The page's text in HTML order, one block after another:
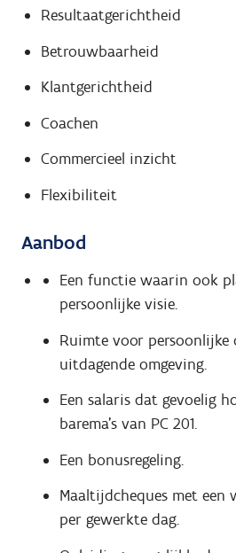
Resultaatgerichtheid
Betrouwbaarheid
Klantgerichtheid
Coachen
Commercieel inzicht
Flexibiliteit
Aanbod
Een functie waarin ook
persoonlijke visie.
Ruimte voor
uitdagende omgeving.
Een salaris dat gevoelig
barema's van PC 201.
Een bonusregeling.
Maaltijdcheques met een
per gewerkte dag.